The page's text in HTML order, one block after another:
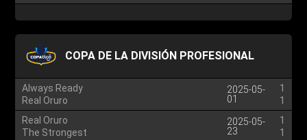
COPA DE LA DIVISIÓN PROFESIONAL
Always Ready
Real Oruro
2025-05-
01
1
1
Real Oruro
The Strongest
2025-05-
23
1
1